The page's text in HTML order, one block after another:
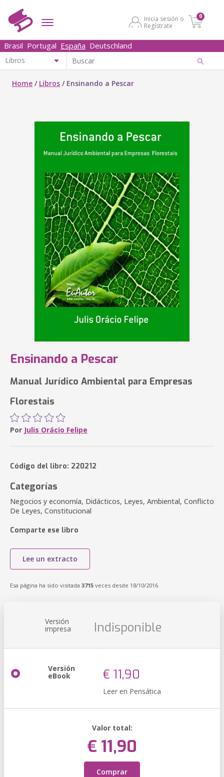
Inicia sesión o
Regístrate
0
Brasil Portugal España Deutschland
Home / Libros / Ensinando a Pescar
Ensinando a Pescar
Manual Jurídico Ambiental para Empresas
Florestais
Por Julis Orácio Felipe
Código del libro: 220212
Categorías
Negocios y economía, Didácticos, Leyes, Ambiental, Conflicto
De Leyes, Constitucional
Comparte ese libro
Lee un extracto
Esa página ha sido visitada 3715 veces desde 18/10/2016
Versión
impresa Indisponible
Versión
eBook € 11,90
Leer en Pensática
Valor total:
€ 11,90
Comprar